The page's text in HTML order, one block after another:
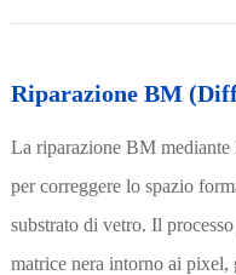
Riparazione BM
La riparazione BM mediante
per correggere lo spazio
substrato di vetro. Il
matrice nera intorno ai pixel,